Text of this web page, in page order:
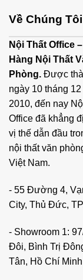
Về Chúng Tôi
Nội Thất Office
Hàng Nội Thất
Phòng. Được
ngày 10 tháng
2010, đến nay
Office đã khẳng
vị thế dẫn đầu
nội thất văn
Việt Nam.
- 55 Đường 4,
City, Thủ Đức,
- Showroom 1:
Đôi, Bình Trị
Tân, Hồ Chí Minh